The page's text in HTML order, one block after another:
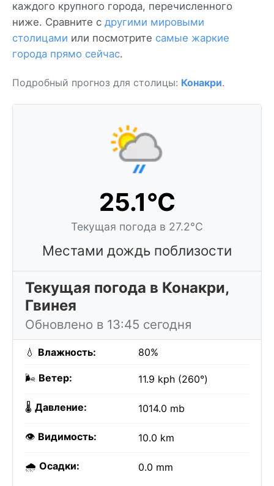
каждого крупного города, перечисленного
ниже. Сравните с другими мировыми
столицами или посмотрите самые жаркие
города прямо сейчас.
Подробный прогноз для столицы: Конакри.
25.1°C
Текущая погода в 27.2°C
Местами дождь поблизости
Текущая погода в Конакри,
Гвинея
Обновлено в 13:45 сегодня
💧 Влажность: 80%
🌬️ Ветер: 11.9 kph (260°)
🌡️ Давление: 1014.0 mb
👁️ Видимость: 10.0 km
🌧️ Осадки: 0.0 mm